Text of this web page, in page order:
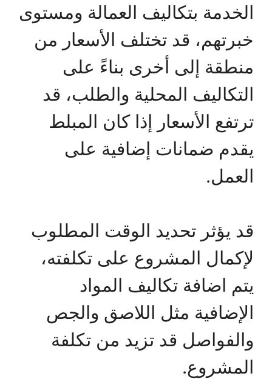
الخدمة بتكاليف العمالة ومستوى
خبرتهم، قد تختلف الأسعار من
منطقة إلى أخرى بناءً على
التكاليف المحلية والطلب، قد
ترتفع الأسعار إذا كان المبلط
يقدم ضمانات إضافية على
العمل.
قد يؤثر تحديد الوقت المطلوب
لإكمال المشروع على تكلفته،
يتم اضافة تكاليف المواد
الإضافية مثل اللاصق والجص
والفواصل قد تزيد من تكلفة
المشروع.